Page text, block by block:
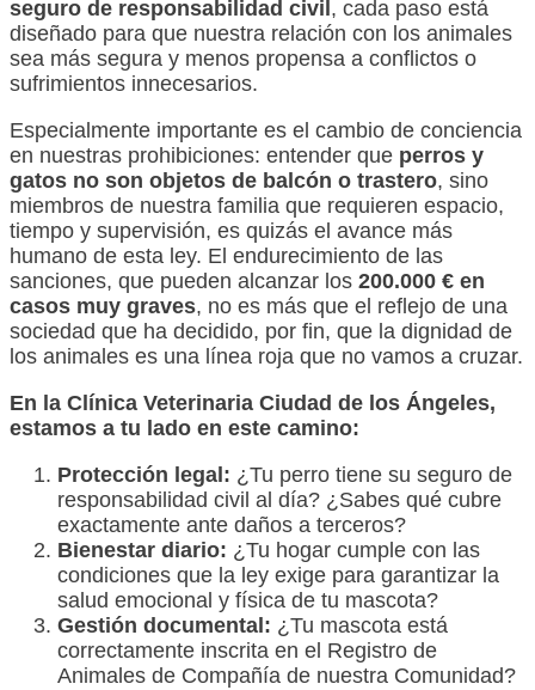
seguro de responsabilidad civil , cada paso está
diseñado para que nuestra relación con los animales
sea más segura y menos propensa a conflictos o
sufrimientos innecesarios.
Especialmente importante es el cambio de conciencia
en nuestras prohibiciones: entender que perros y
gatos no son objetos de balcón o trastero, sino
miembros de nuestra familia que requieren espacio,
tiempo y supervisión, es quizás el avance más
humano de esta ley. El endurecimiento de las
sanciones, que pueden alcanzar los 200.000 € en
casos muy graves, no es más que el reflejo de una
sociedad que ha decidido, por fin, que la dignidad de
los animales es una línea roja que no vamos a cruzar.
En la Clínica Veterinaria Ciudad de los Ángeles,
estamos a tu lado en este camino:
Protección legal: ¿Tu perro tiene su seguro de
responsabilidad civil al día? ¿Sabes qué cubre
exactamente ante daños a terceros?
Bienestar diario: ¿Tu hogar cumple con las
condiciones que la ley exige para garantizar la
salud emocional y física de tu mascota?
Gestión documental: ¿Tu mascota está
correctamente inscrita en el Registro de
Animales de Compañía de nuestra Comunidad?